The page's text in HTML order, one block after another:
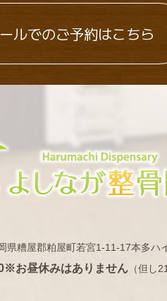
ルでのご予約はこちら
糟屋郡粕屋町若宮1-11-17本多ハ
※お昼休みはありません （但し